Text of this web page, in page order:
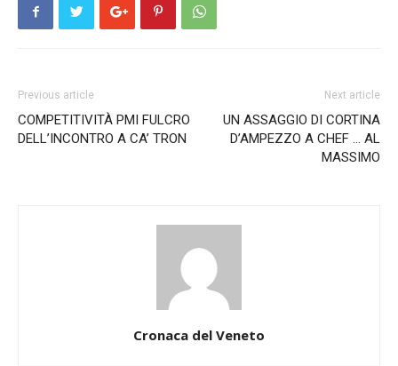
Previous article
COMPETITIVITÀ PMI FULCRO
DELL’INCONTRO A CA’ TRON
Next article
UN ASSAGGIO DI CORTINA
D’AMPEZZO A CHEF … AL
MASSIMO
Cronaca del Veneto